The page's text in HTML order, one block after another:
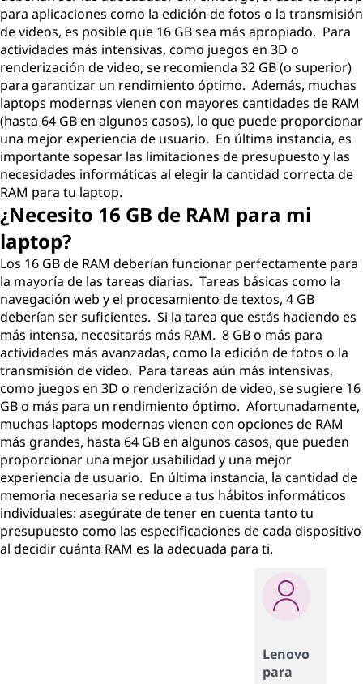
para aplicaciones como la edición de fotos o la transmisión
de videos, es posible que 16 GB sea más apropiado. Para
actividades más intensivas, como juegos en 3D o
renderización de video, se recomienda 32 GB (o superior)
para garantizar un rendimiento óptimo. Además, muchas
laptops modernas vienen con mayores cantidades de RAM
(hasta 64 GB en algunos casos), lo que puede proporcionar
una mejor experiencia de usuario. En última instancia, es
importante sopesar las limitaciones de presupuesto y las
necesidades informáticas al elegir la cantidad correcta de
RAM para tu laptop.
¿Necesito 16 GB de RAM para mi
laptop?
Los 16 GB de RAM deberían funcionar perfectamente para
la mayoría de las tareas diarias. Tareas básicas como la
navegación web y el procesamiento de textos, 4 GB
deberían ser suficientes. Si la tarea que estás haciendo es
más intensa, necesitarás más RAM. 8 GB o más para
actividades más avanzadas, como la edición de fotos o la
transmisión de video. Para tareas aún más intensivas,
como juegos en 3D o renderización de video, se sugiere 16
GB o más para un rendimiento óptimo. Afortunadamente,
muchas laptops modernas vienen con opciones de RAM
más grandes, hasta 64 GB en algunos casos, que pueden
proporcionar una mejor usabilidad y una mejor
experiencia de usuario. En última instancia, la cantidad de
memoria necesaria se reduce a tus hábitos informáticos
individuales: asegúrate de tener en cuenta tanto tu
presupuesto como las especificaciones de cada dispositivo
al decidir cuánta RAM es la adecuada para ti.
Lenovo
para